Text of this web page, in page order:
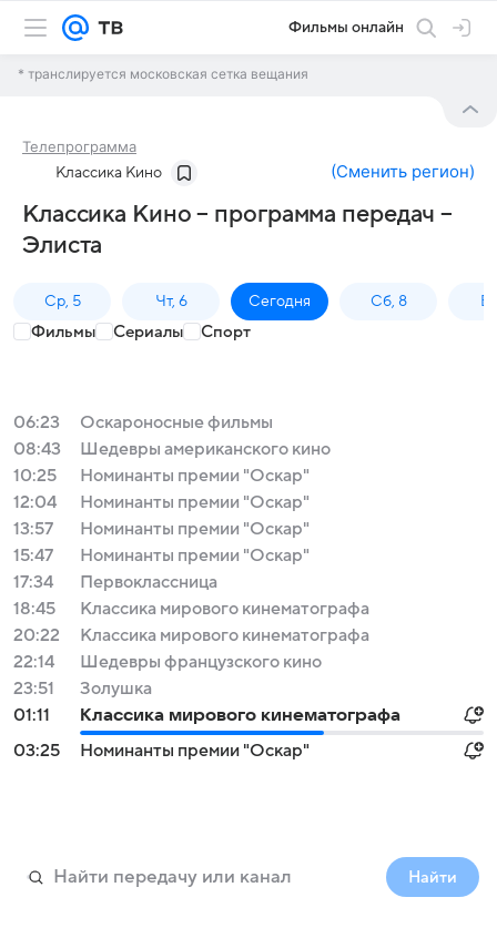
Фильмы онлайн
* транслируется московская сетка вещания
Телепрограмма
Классика Кино (Сменить регион)
Классика Кино – программа передач –
Элиста
Ср, 5 Чт, 6 Сегодня Сб, 8
Фильмы Сериалы Спорт
06:23
Оскароносные фильмы
08:43
Шедевры американского кино
10:25
Номинанты премии "Оскар"
12:04
Номинанты премии "Оскар"
13:57
Номинанты премии "Оскар"
15:47
Номинанты премии "Оскар"
17:34
Первоклассница
18:45
Классика мирового кинематографа
20:22
Классика мирового кинематографа
22:14
Шедевры французского кино
23:51
Золушка
01:11
Классика мирового кинематографа
03:25
Номинанты премии "Оскар"
Найти